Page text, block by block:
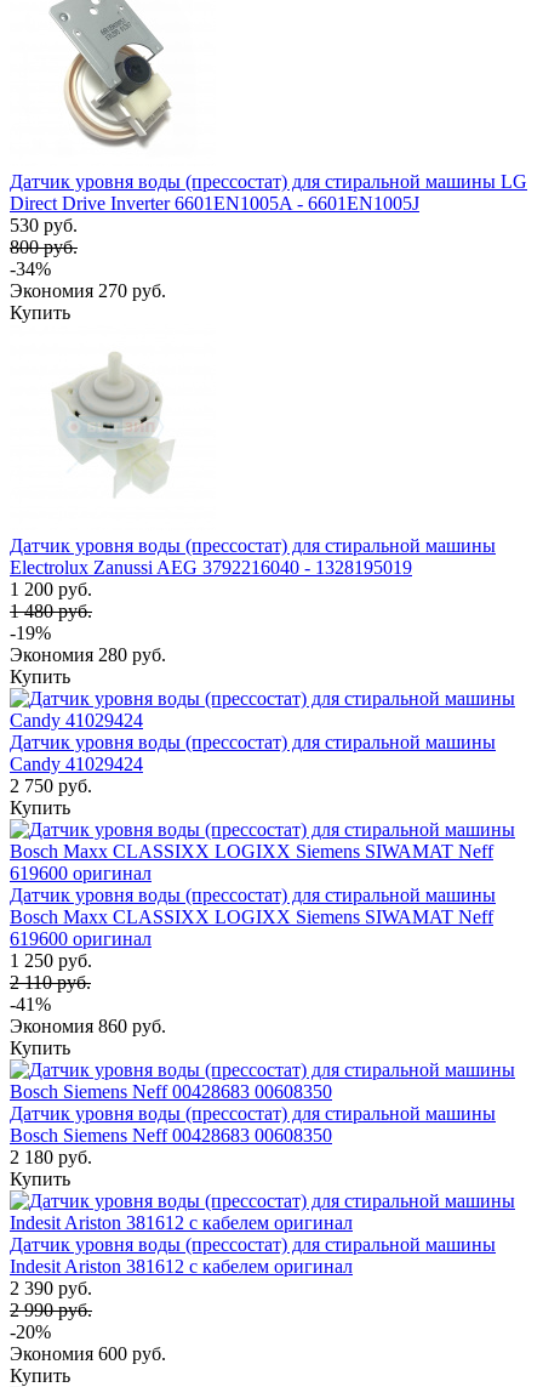
Датчик уровня воды (прессостат) для стиральной машины LG
Direct Drive Inverter 6601EN1005A - 6601EN1005J
530 руб.
800 руб.
-34%
Экономия 270 руб.
Купить
Датчик уровня воды (прессостат) для стиральной машины
Electrolux Zanussi AEG 3792216040 - 1328195019
1 200 руб.
1 480 руб.
-19%
Экономия 280 руб.
Купить
Датчик уровня воды (прессостат) для стиральной машины
Candy 41029424
2 750 руб.
Купить
Датчик уровня воды (прессостат) для стиральной машины
Bosch Maxx CLASSIXX LOGIXX Siemens SIWAMAT Neff
619600 оригинал
1 250 руб.
2 110 руб.
-41%
Экономия 860 руб.
Купить
Датчик уровня воды (прессостат) для стиральной машины
Bosch Siemens Neff 00428683 00608350
2 180 руб.
Купить
Датчик уровня воды (прессостат) для стиральной машины
Indesit Ariston 381612 с кабелем оригинал
2 390 руб.
2 990 руб.
-20%
Экономия 600 руб.
Купить